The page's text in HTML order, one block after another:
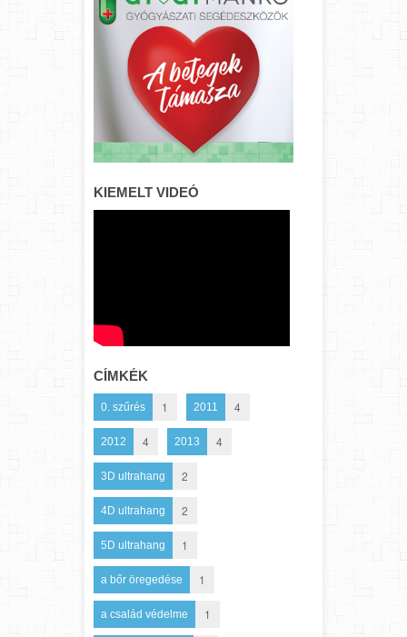
KIEMELT VIDEÓ
CÍMKÉK
0. szűrés 1 2011 4
2012 4 2013 4
3D ultrahang 2
4D ultrahang 2
5D ultrahang 1
a bőr öregedése 1
a család védelme 1